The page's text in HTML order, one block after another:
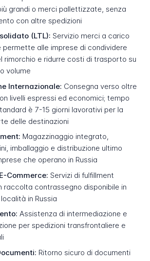
grandi o merci pallettizzate, senza
con altre spedizioni
(LTL): Servizio merci a carico
permette alle imprese di condividere
rimorchio e ridurre costi di trasporto su
volume
Internazionale: Consegna verso oltre
livelli espressi ed economici; tempo
è 7-15 giorni lavorativi per la
delle destinazioni
Magazzinaggio integrato,
imballaggio e distribuzione ultimo
che operano in Russia
Commerce: Servizi di fulfillment
raccolta contrassegno disponibile in
in Russia
Assistenza di intermediazione e
per spedizioni transfrontaliere e
Ritorno sicuro di documenti